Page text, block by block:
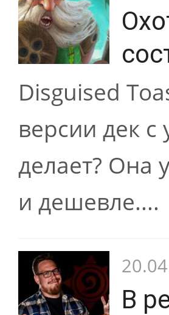
Disguised
версии дек
делает? Она
и дешевле....
В